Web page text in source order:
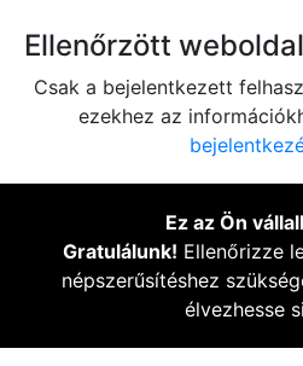
Ellenőrzött
Csak a bejelentkezett
ezekhez az
Ez az Ön
Gratulálunk! Ellenőrizze
népszerűsítéshez
élvezhesse